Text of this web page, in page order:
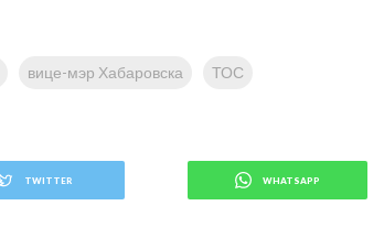
вице-мэр Хабаровска ТОС
TWITTER WHATSAPP